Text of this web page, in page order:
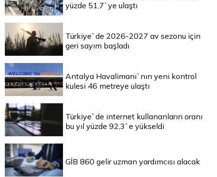
yüzde 51,7`ye ulaştı
Türkiye`de 2026-2027 av sezonu için
geri sayım başladı
Antalya Havalimanı`nın yeni kontrol
kulesi 46 metreye ulaştı
Türkiye`de internet kullananların oranı
bu yıl yüzde 92,3`e yükseldi
GİB 860 gelir uzman yardımcısı alacak